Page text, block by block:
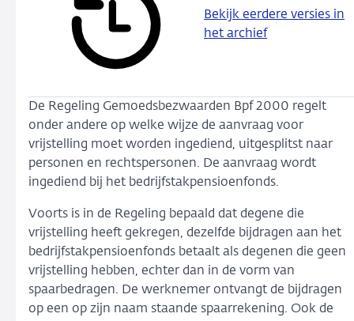
Bekijk eerdere versies in
het archief
De Regeling Gemoedsbezwaarden Bpf 2000 regelt
onder andere op welke wijze de aanvraag voor
vrijstelling moet worden ingediend, uitgesplitst naar
personen en rechtspersonen. De aanvraag wordt
ingediend bij het bedrijfstakpensioenfonds.
Voorts is in de Regeling bepaald dat degene die
vrijstelling heeft gekregen, dezelfde bijdragen aan het
bedrijfstakpensioenfonds betaalt als degenen die geen
vrijstelling hebben, echter dan in de vorm van
spaarbedragen. De werknemer ontvangt de bijdragen
op een op zijn naam staande spaarrekening. Ook de